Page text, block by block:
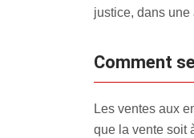
justice, dans
Comment
Les ventes aux
que la vente soit